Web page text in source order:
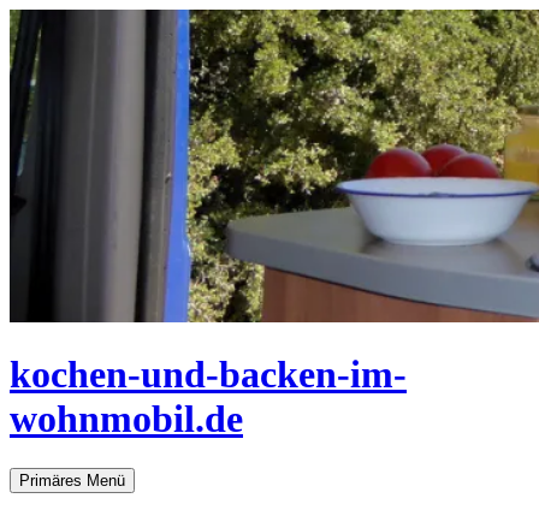
Zum
Inhalt
springen
kochen-und-backen-im-
wohnmobil.de
Suchen
Primäres Menü